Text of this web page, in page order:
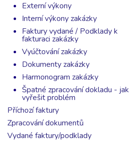
Externí výkony
Interní výkony zakázky
Faktury vydané / Podklady k
fakturaci zakázky
Vyúčtování zakázky
Dokumenty zakázky
Harmonogram zakázky
Špatné zpracování dokladu - jak
vyřešit problém
Příchozí faktury
Zpracování dokumentů
Vydané faktury/podklady